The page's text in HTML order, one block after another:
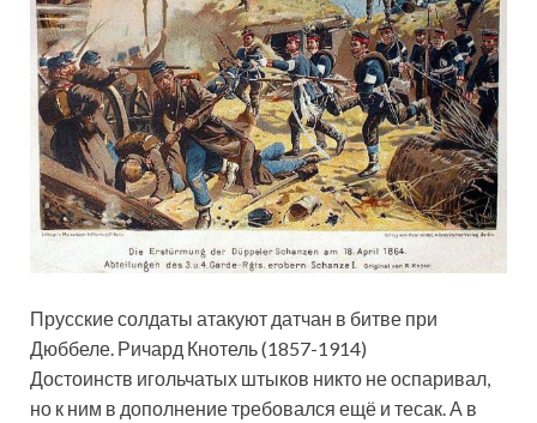
Прусские солдаты атакуют датчан в битве при
Дюббеле. Ричард Кнотель (1857-1914)
Достоинств игольчатых штыков никто не оспаривал,
но к ним в дополнение требовался ещё и тесак. А в